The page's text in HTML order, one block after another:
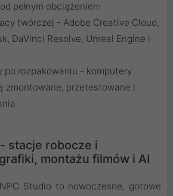
pełnym obciążeniem
twórczej - Adobe Creative Cloud,
DaVinci Resolve, Unreal Engine i
po rozpakowaniu - komputery
zmontowane, przetestowane i
stacje robocze i
montażu filmów i AI
Studio to nowoczesne, gotowe